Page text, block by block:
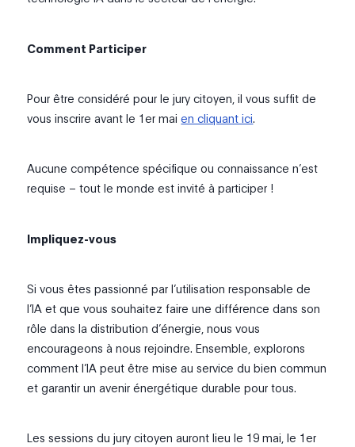
Comment Participer
Pour être considéré pour le jury citoyen, il vous suffit de
vous inscrire avant le 1er maien cliquant ici.
Aucune compétence spécifique ou connaissance n’est
requise – tout le monde est invité à participer !
Impliquez-vous
Si vous êtes passionné par l’utilisation responsable de
l’IA et que vous souhaitez faire une différence dans son
rôle dans la distribution d’énergie, nous vous
encourageons à nous rejoindre. Ensemble, explorons
comment l’IA peut être mise au service du bien commun
et garantir un avenir énergétique durable pour tous.
Les sessions du jury citoyen auront lieu le 19 mai, le 1er